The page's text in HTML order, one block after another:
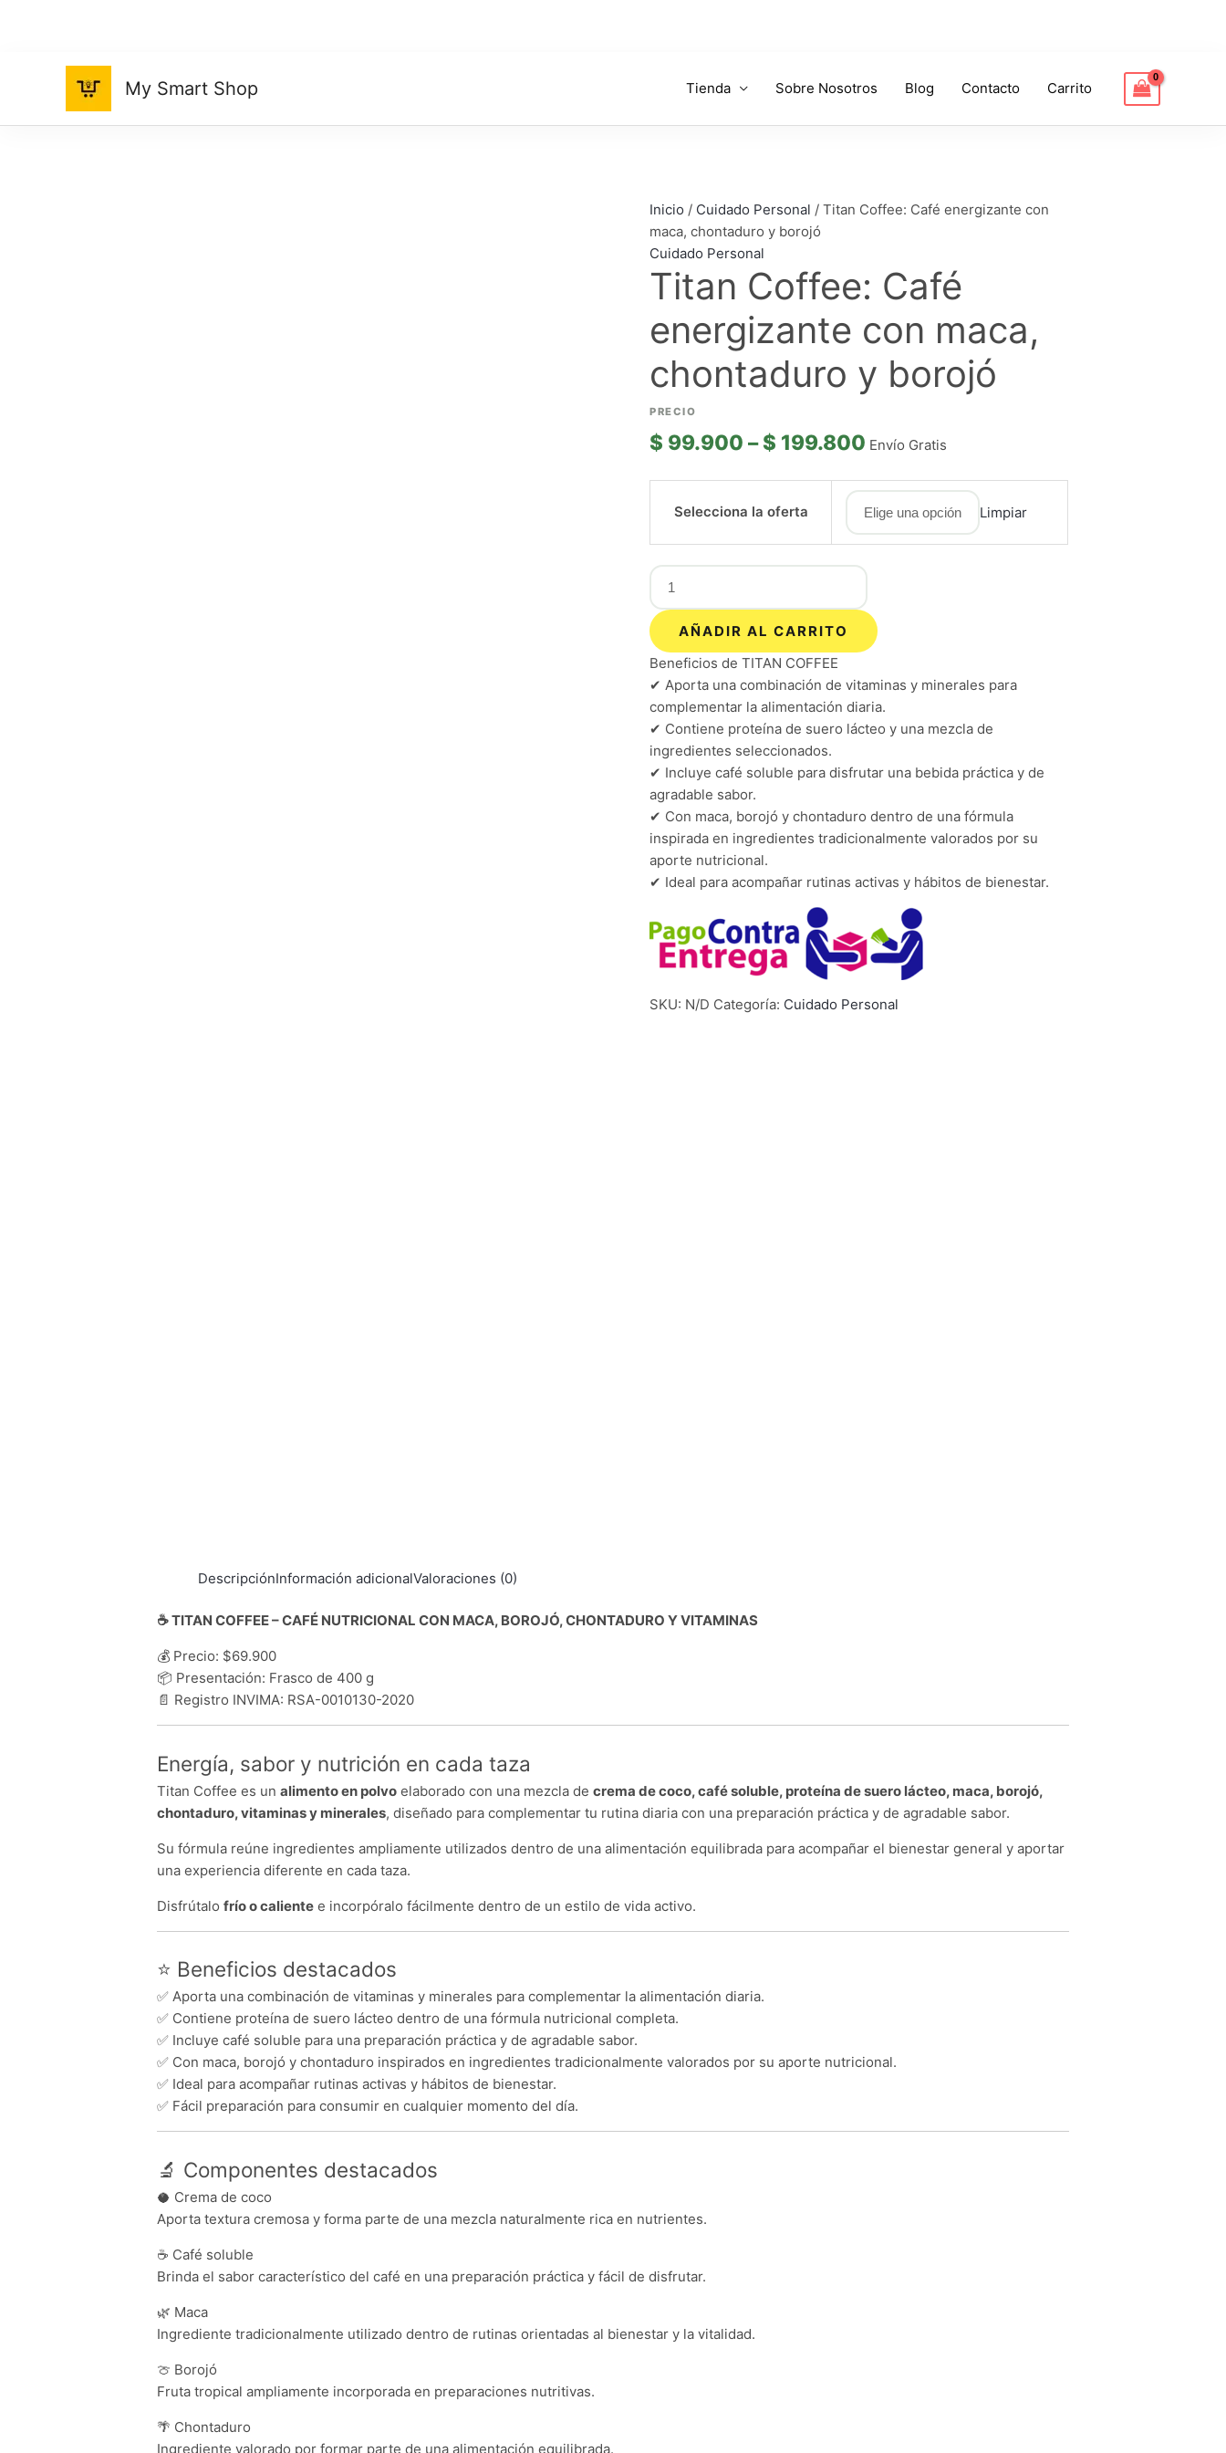
My Smart Shop Tienda Sobre Nosotros Blog Contacto Carrito
Inicio / Cuidado Personal / Titan Coffee: Café energizante con
maca, chontaduro y borojó
Cuidado Personal
Titan Coffee: Café
energizante con maca,
chontaduro y borojó
$ 99.900 – $ 199.800
$ 99.900
$ 199.800
Envío Gratis
Selecciona la oferta Limpiar
energizante
maca,
cantidad
AÑADIR AL CARRITO
Beneficios de TITAN COFFEE
✔ Aporta una combinación de vitaminas y minerales para
complementar la alimentación diaria.
✔ Contiene proteína de suero lácteo y una mezcla de
ingredientes seleccionados.
✔ Incluye café soluble para disfrutar una bebida práctica y de
agradable sabor.
✔ Con maca, borojó y chontaduro dentro de una fórmula
inspirada en ingredientes tradicionalmente valorados por su
aporte nutricional.
✔ Ideal para acompañar rutinas activas y hábitos de bienestar.
SKU: N/D Categoría: Cuidado Personal
DescripciónInformación adicionalValoraciones (0)
☕ TITAN COFFEE – CAFÉ NUTRICIONAL CON MACA, BOROJÓ, CHONTADURO Y VITAMINAS
💰 Precio: $69.900
📦 Presentación: Frasco de 400 g
📄 Registro INVIMA: RSA-0010130-2020
Energía, sabor y nutrición en cada taza
Titan Coffee es unalimento en polvo elaborado con una mezcla decrema de coco, café soluble, proteína de suero lácteo, maca, borojó,
chontaduro, vitaminas y minerales, diseñado para complementar tu rutina diaria con una preparación práctica y de agradable sabor.
Su fórmula reúne ingredientes ampliamente utilizados dentro de una alimentación equilibrada para acompañar el bienestar general y aportar
una experiencia diferente en cada taza.
Disfrútalofrío o caliente e incorpóralo fácilmente dentro de un estilo de vida activo.
⭐ Beneficios destacados
✅ Aporta una combinación de vitaminas y minerales para complementar la alimentación diaria.
✅ Contiene proteína de suero lácteo dentro de una fórmula nutricional completa.
✅ Incluye café soluble para una preparación práctica y de agradable sabor.
✅ Con maca, borojó y chontaduro inspirados en ingredientes tradicionalmente valorados por su aporte nutricional.
✅ Ideal para acompañar rutinas activas y hábitos de bienestar.
✅ Fácil preparación para consumir en cualquier momento del día.
🔬 Componentes destacados
🥥 Crema de coco
Aporta textura cremosa y forma parte de una mezcla naturalmente rica en nutrientes.
☕ Café soluble
Brinda el sabor característico del café en una preparación práctica y fácil de disfrutar.
🌿 Maca
Ingrediente tradicionalmente utilizado dentro de rutinas orientadas al bienestar y la vitalidad.
🍈 Borojó
Fruta tropical ampliamente incorporada en preparaciones nutritivas.
🌴 Chontaduro
Ingrediente valorado por formar parte de una alimentación equilibrada.